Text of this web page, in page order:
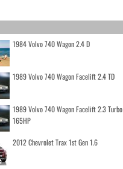
1984 Volvo 740 Wagon 2.4 D
1989 Volvo 740 Wagon Facelift 2.4 TD
1989 Volvo 740 Wagon Facelift 2.3 Turbo
165HP
2012 Chevrolet Trax 1st Gen 1.6